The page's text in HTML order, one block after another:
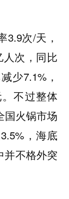
3.9次/天，
人次，同比
少7.1%，
不过整体
国火锅市场
，海底
并不格外突